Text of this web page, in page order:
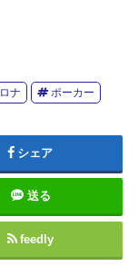
ナ ポーカー
シェア
送る
feedly